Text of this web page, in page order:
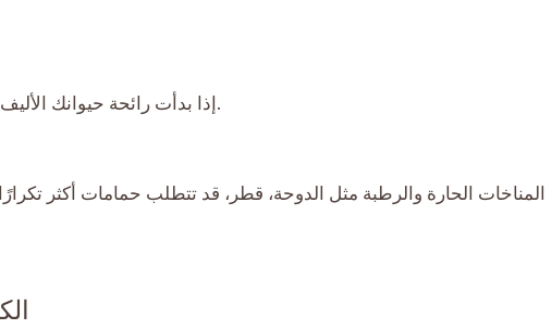
إذا بدأت رائحة حيوانك الأليف في أن تصبح سيئة أو شعره يبدو دهنيًا، فقد حان وقت الاستحمام.
المناخات الحارة والرطبة مثل الدوحة، قطر، قد تتطلب حمامات أكثر